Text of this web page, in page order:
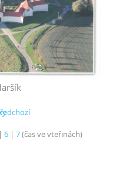
| 6 | 7(čas ve vteřinách)